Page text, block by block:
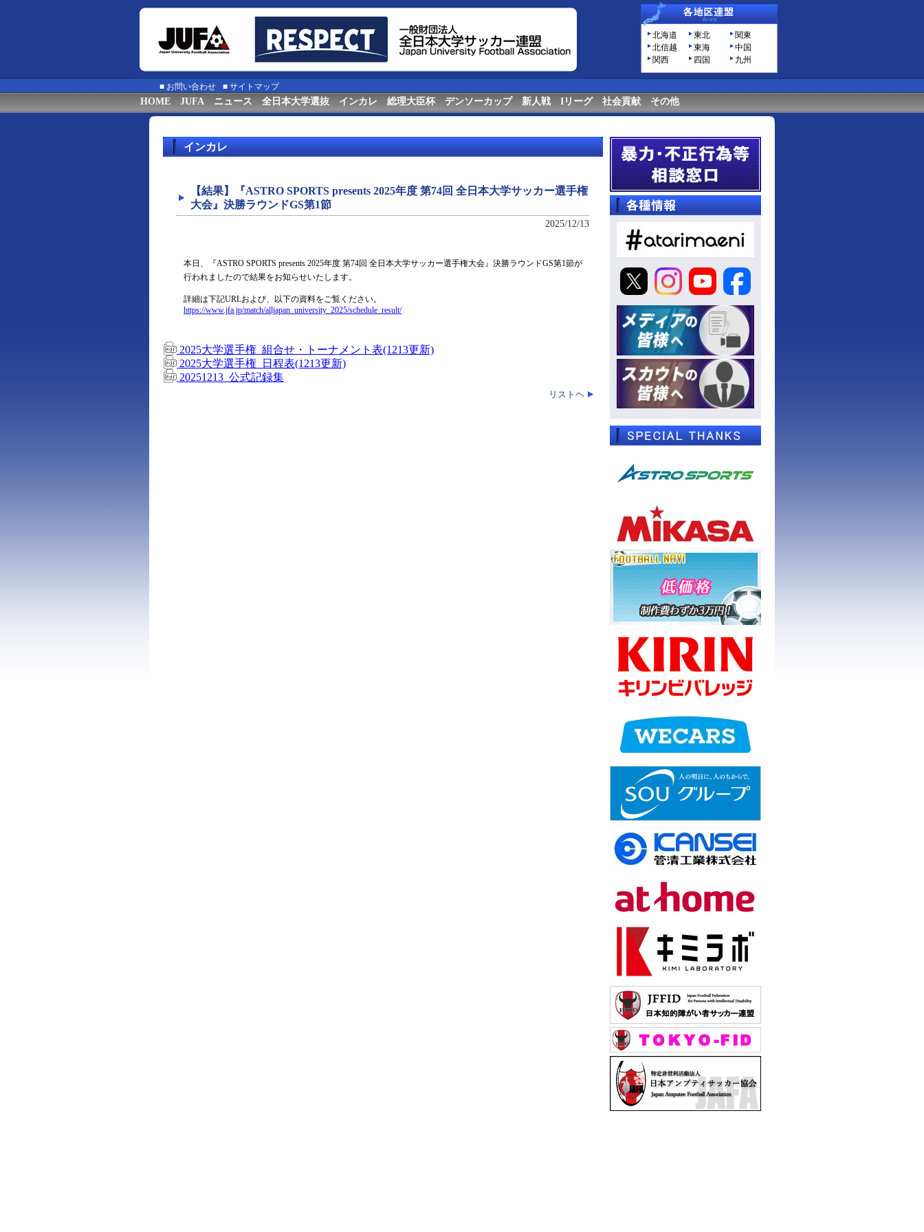
北海道 東北
関東
北信越
東海
中国
関西
四国 九州
■ お問い合わせ ■ サイトマップ
HOME JUFA ニュース 全日本大学選抜 インカレ 総理大臣杯 デンソーカップ 新人戦 Iリーグ 社会貢献 その他
インカレ
【結果】『ASTRO SPORTS presents 2025年度 第74回 全日本大学サッカー選手権
大会』決勝ラウンドGS第1節
2025/12/13
本日、『ASTRO SPORTS presents 2025年度 第74回 全日本大学サッカー選手権大会』決勝ラウンドGS第1節が
行われましたので結果をお知らせいたします。
詳細は下記URLおよび、以下の資料をご覧ください。
https://www.jfa.jp/match/alljapan_university_2025/schedule_result/
2025大学選手権_組合せ・トーナメント表(1213更新)
2025大学選手権_日程表(1213更新)
20251213_公式記録集
リストヘ